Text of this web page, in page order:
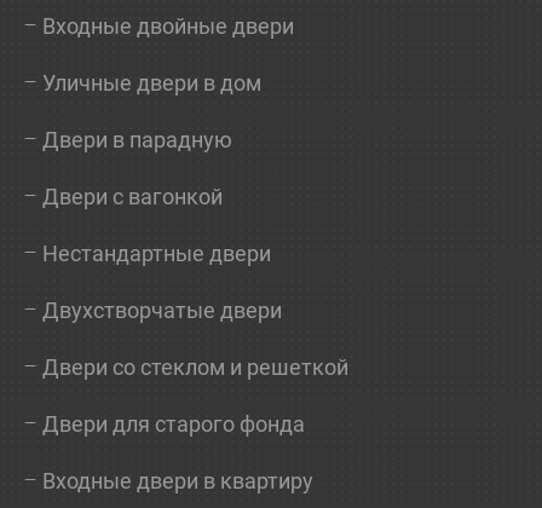
Входные двойные двери
Уличные двери в дом
Двери в парадную
Двери с вагонкой
Нестандартные двери
Двухстворчатые двери
Двери со стеклом и решеткой
Двери для старого фонда
Входные двери в квартиру